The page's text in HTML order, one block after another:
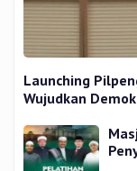
Launching
Wujudkan